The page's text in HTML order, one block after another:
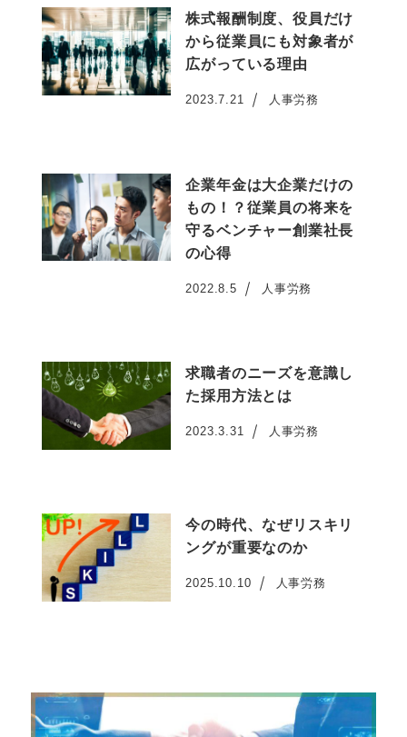
株式報酬制度、役員だけ
から従業員にも対象者が
広がっている理由
投稿日
2023.7.21 人事労務
企業年金は大企業だけの
もの！？従業員の将来を
守るベンチャー創業社長
の心得
投稿日
2022.8.5 人事労務
求職者のニーズを意識し
た採用方法とは
投稿日
2023.3.31 人事労務
今の時代、なぜリスキリ
ングが重要なのか
投稿日
2025.10.10 人事労務